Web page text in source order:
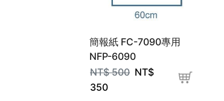
簡報紙 FC-7090專用
NFP-6090
NT$500 NT$
350